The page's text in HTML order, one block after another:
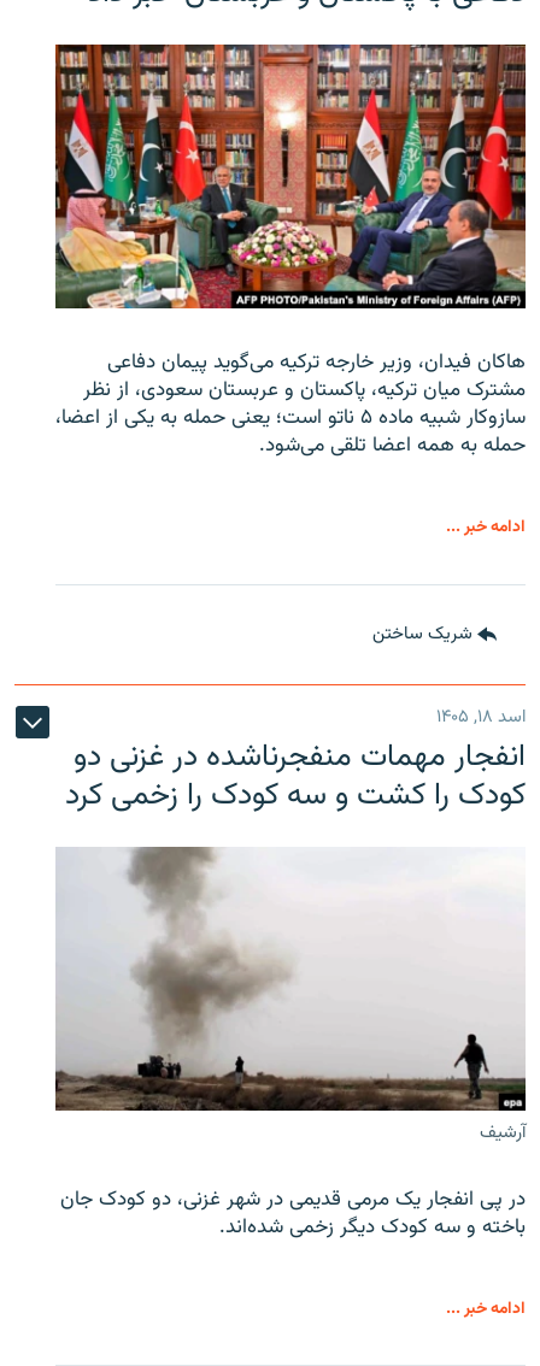
هاکان فیدان، وزیر خارجه ترکیه می‌گوید پیمان دفاعی
مشترک میان ترکیه، پاکستان و عربستان سعودی، از نظر
سازوکار شبیه ماده ۵ ناتو است؛ یعنی حمله به یکی از اعضا،
حمله به همه اعضا تلقی می‌شود.
ادامه خبر ...
شریک ساختن
اسد ۱۸, ۱۴۰۵
انفجار مهمات منفجرناشده در غزنی دو
کودک را کشت و سه کودک را زخمی کرد
آرشیف
در پی انفجار یک مرمی قدیمی در شهر غزنی، دو کودک جان
باخته و سه کودک دیگر زخمی شده‌اند.
ادامه خبر ...